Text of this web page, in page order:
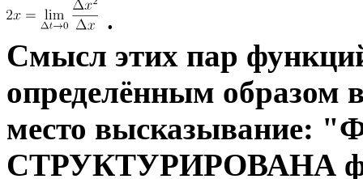
.
Смысл этих пар
определённым образом
место высказывание:
СТРУКТУРИРОВАНА